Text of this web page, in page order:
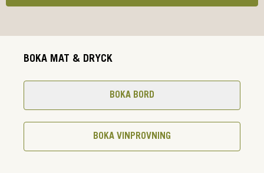
BOKA MAT & DRYCK
BOKA BORD
BOKA VINPROVNING